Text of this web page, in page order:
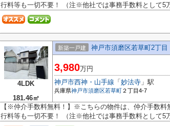
行料等も一切不要！ （注※他社では事務手数料として5
4LDK
181.46㎡
新築一戸建 神戸市須磨区若草町2丁
3,980万円
神戸市西神・山手線 「 妙法寺 」駅
兵庫県神戸市須磨区若草町 ２丁目4-7
【※仲介手数料無料！】※こちらの物件は、仲介手数
行料等も一切不要！ （注※他社では事務手数料として5